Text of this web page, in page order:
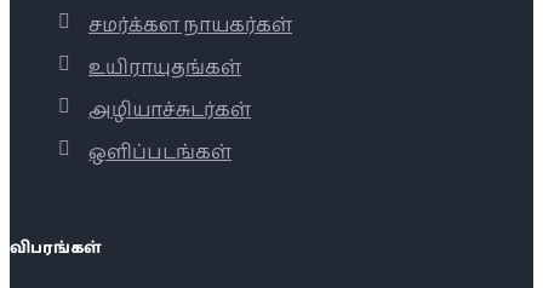
சமர்க்கள நாயகர்கள்
உயிராயுதங்கள்
அழியாச்சுடர்கள்
ஒளிப்படங்கள்
விபரங்கள்